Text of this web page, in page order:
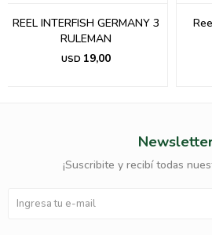
REEL INTERFISH GERMANY 3
RULEMAN
USD 19,00
¡Suscribite y recibí todas